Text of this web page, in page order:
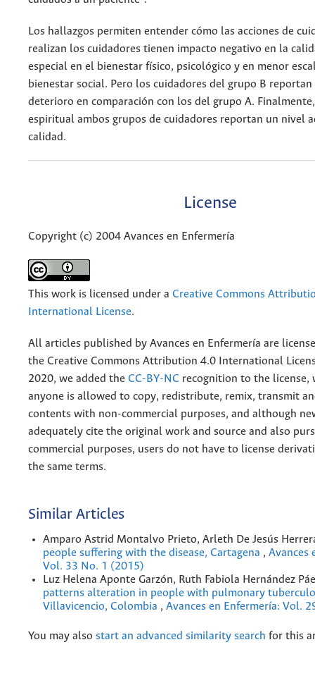
Los hallazgos permiten entender cómo las acciones de
realizan los cuidadores tienen impacto negativo en la
especial en el bienestar físico, psicológico y en menor
bienestar social. Pero los cuidadores del grupo B
deterioro en comparación con los del grupo A.
espiritual ambos grupos de cuidadores reportan un nivel
calidad.
License
Copyright (c) 2004 Avances en Enfermería
This work is licensed under a Creative Commons
International License.
All articles published by Avances en Enfermería are
the Creative Commons Attribution 4.0 International
2020, we added the CC-BY-NC recognition to the license,
anyone is allowed to copy, redistribute, remix, transmit
contents with non-commercial purposes, and although
adequately cite the original work and source and also
commercial purposes, users do not have to license
the same terms.
Similar Articles
Amparo Astrid Montalvo Prieto, Arleth De Jesús
people suffering with the disease, Cartagena , Avances
Vol. 33 No. 1 (2015)
Luz Helena Aponte Garzón, Ruth Fabiola Hernández
patterns alteration in people with pulmonary
Villavicencio, Colombia , Avances en Enfermería: Vol.
You may also start an advanced similarity search for this